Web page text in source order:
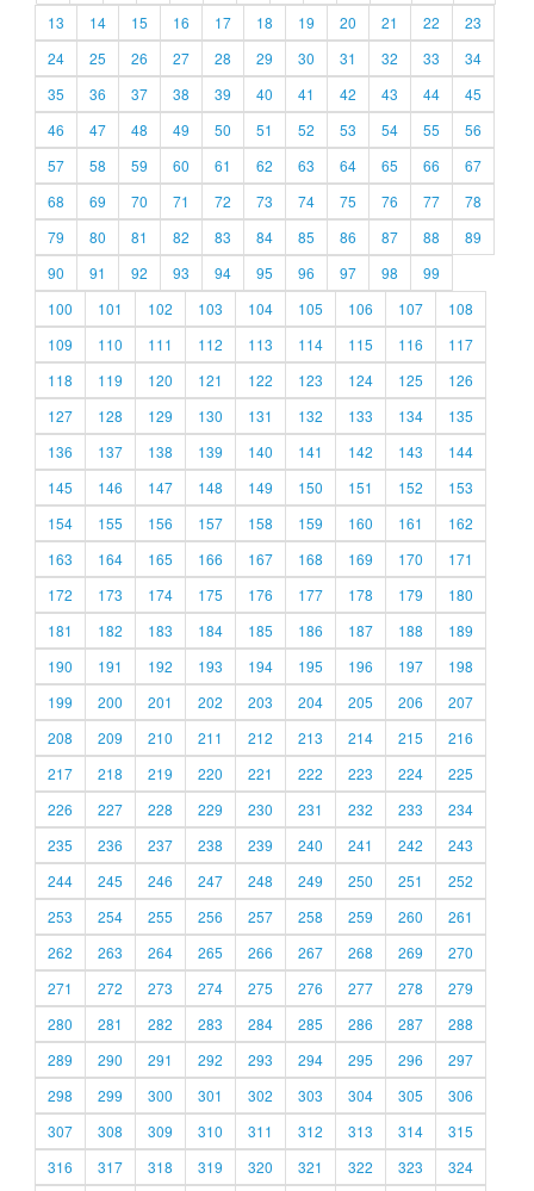
13
14 15 16 17 18 19 20 21 22
23
24
25 26 27 28 29 30 31 32 33
34
35
36 37 38 39 40 41 42 43 44
45
46
47 48 49 50 51 52 53 54 55
56
57
58 59 60 61 62 63 64 65 66
67
68
69 70 71 72 73 74 75 76 77
78
79
80 81 82 83 84 85 86 87 88
89
90
91 92 93 94 95 96 97 98
99
100
101 102 103 104 105 106 107
108
109
110 111 112 113 114 115 116
117
118
119 120 121 122 123 124 125
126
127
128 129 130 131 132 133 134
135
136
137 138 139 140 141 142 143
144
145
146 147 148 149 150 151 152
153
154
155 156 157 158 159 160 161
162
163
164 165 166 167 168 169 170
171
172
173 174 175 176 177 178 179
180
181
182 183 184 185 186 187 188
189
190
191 192 193 194 195 196 197
198
199
200 201 202 203 204 205 206
207
208
209 210 211 212 213 214 215
216
217
218 219 220 221 222 223 224
225
226
227 228 229 230 231 232 233
234
235
236 237 238 239 240 241 242
243
244
245 246 247 248 249 250 251
252
253
254 255 256 257 258 259 260
261
262
263 264 265 266 267 268 269
270
271
272 273 274 275 276 277 278
279
280
281 282 283 284 285 286 287
288
289
290 291 292 293 294 295 296
297
298
299 300 301 302 303 304 305
306
307
308 309 310 311 312 313 314
315
316
317 318 319 320 321 322 323 324